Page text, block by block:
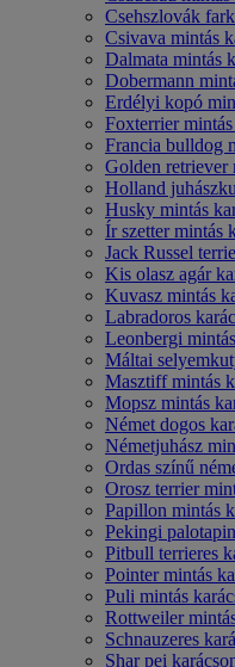
Csehszlovák
Csivava mintás
Dalmata mintás
Dobermann
Erdélyi kopó
Foxterrier
Francia bulldog
Golden retriever
Holland
Husky mintás
Ír szetter mintás
Jack Russel
Kis olasz agár
Kuvasz mintás
Labradoros
Leonbergi
Máltai
Masztiff mintás
Mopsz mintás
Német dogos
Németjuhász
Ordas színű
Orosz terrier
Papillon mintás
Pekingi
Pitbull terrieres
Pointer mintás
Puli mintás
Rottweiler
Schnauzeres
Shar pei